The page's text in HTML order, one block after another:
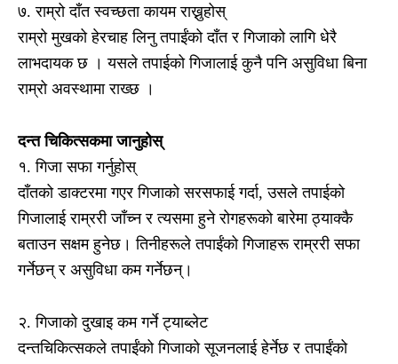
७. राम्रो दाँत स्वच्छता कायम राख्नुहोस्
राम्रो मुखको हेरचाह लिनु तपाईंको दाँत र गिजाको लागि धेरै
लाभदायक छ । यसले तपाईको गिजालाई कुनै पनि असुविधा बिना
राम्रो अवस्थामा राख्छ ।
दन्त चिकित्सकमा जानुहोस्
१. गिजा सफा गर्नुहोस्
दाँतको डाक्टरमा गएर गिजाको सरसफाई गर्दा, उसले तपाईको
गिजालाई राम्ररी जाँच्न र त्यसमा हुने रोगहरूको बारेमा ठ्याक्कै
बताउन सक्षम हुनेछ। तिनीहरूले तपाईंको गिजाहरू राम्ररी सफा
गर्नेछन् र असुविधा कम गर्नेछन्।
२. गिजाको दुखाइ कम गर्ने ट्याब्लेट
दन्तचिकित्सकले तपाईंको गिजाको सूजनलाई हेर्नेछ र तपाईंको